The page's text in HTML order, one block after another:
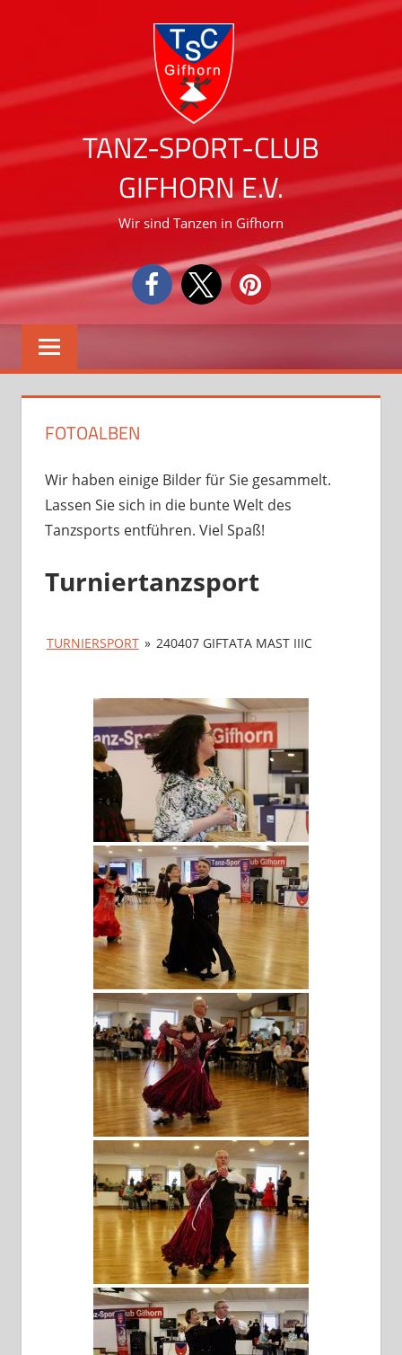
TANZ-SPORT-CLUB
GIFHORN E.V.
Wir sind Tanzen in Gifhorn
FOTOALBEN
Wir haben einige Bilder für Sie gesammelt.
Lassen Sie sich in die bunte Welt des
Tanzsports entführen. Viel Spaß!
Turniertanzsport
TURNIERSPORT » 240407 GIFTATA MAST IIIC